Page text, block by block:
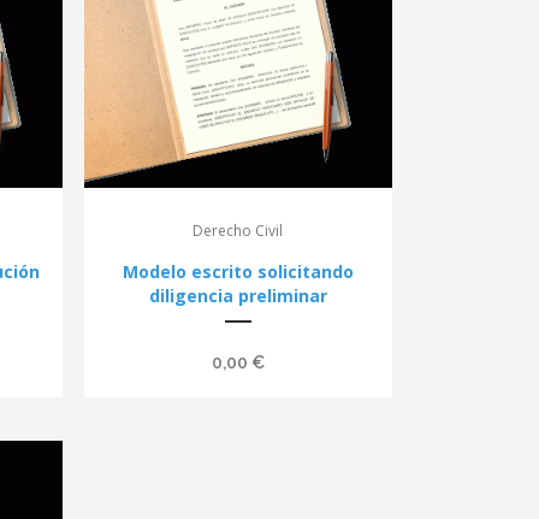
Derecho Civil
Modelo escrito solicitando
diligencia preliminar
0,00 €